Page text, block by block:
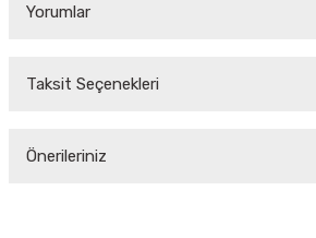
Yorumlar
Taksit Seçenekleri
Önerileriniz